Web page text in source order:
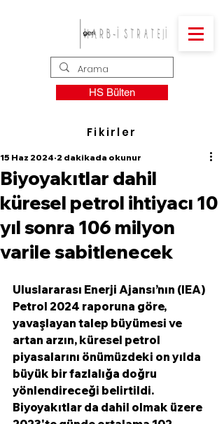
HS Bülten
Fikirler
Biyoyakıtlar dahil
küresel petrol ihtiyacı 10
yıl sonra 106 milyon
varile sabitlenecek
15 Haz 2024 2 dakikada okunur
Uluslararası Enerji Ajansı’nın (IEA)
Petrol 2024 raporuna göre,
yavaşlayan talep büyümesi ve
artan arzın, küresel petrol
piyasalarını önümüzdeki on yılda
büyük bir fazlalığa doğru
yönlendireceği belirtildi.
Biyoyakıtlar da dahil olmak üzere